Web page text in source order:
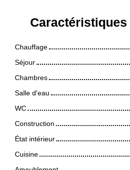
Caractéristiques
Chauffage
Séjour
Chambres
Salle d'eau
WC
Construction
État intérieur
Cuisine